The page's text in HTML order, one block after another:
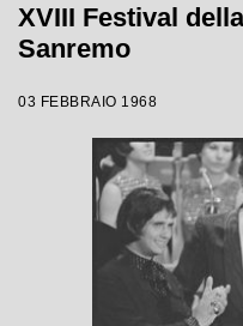
XVIII Festival
Sanremo
03 FEBBRAIO 1968